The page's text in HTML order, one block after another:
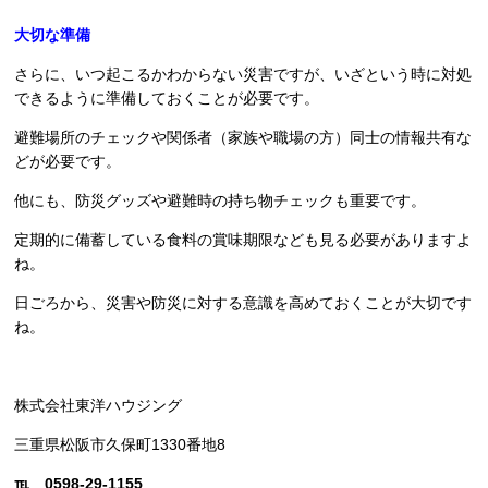
大切な準備
さらに、いつ起こるかわからない災害ですが、いざという時に対処
できるように準備しておくことが必要です。
避難場所のチェックや関係者（家族や職場の方）同士の情報共有な
どが必要です。
他にも、防災グッズや避難時の持ち物チェックも重要です。
定期的に備蓄している食料の賞味期限なども見る必要がありますよ
ね。
日ごろから、災害や防災に対する意識を高めておくことが大切です
ね。
株式会社東洋ハウジング
三重県松阪市久保町1330番地8
℡ 0598-29-1155